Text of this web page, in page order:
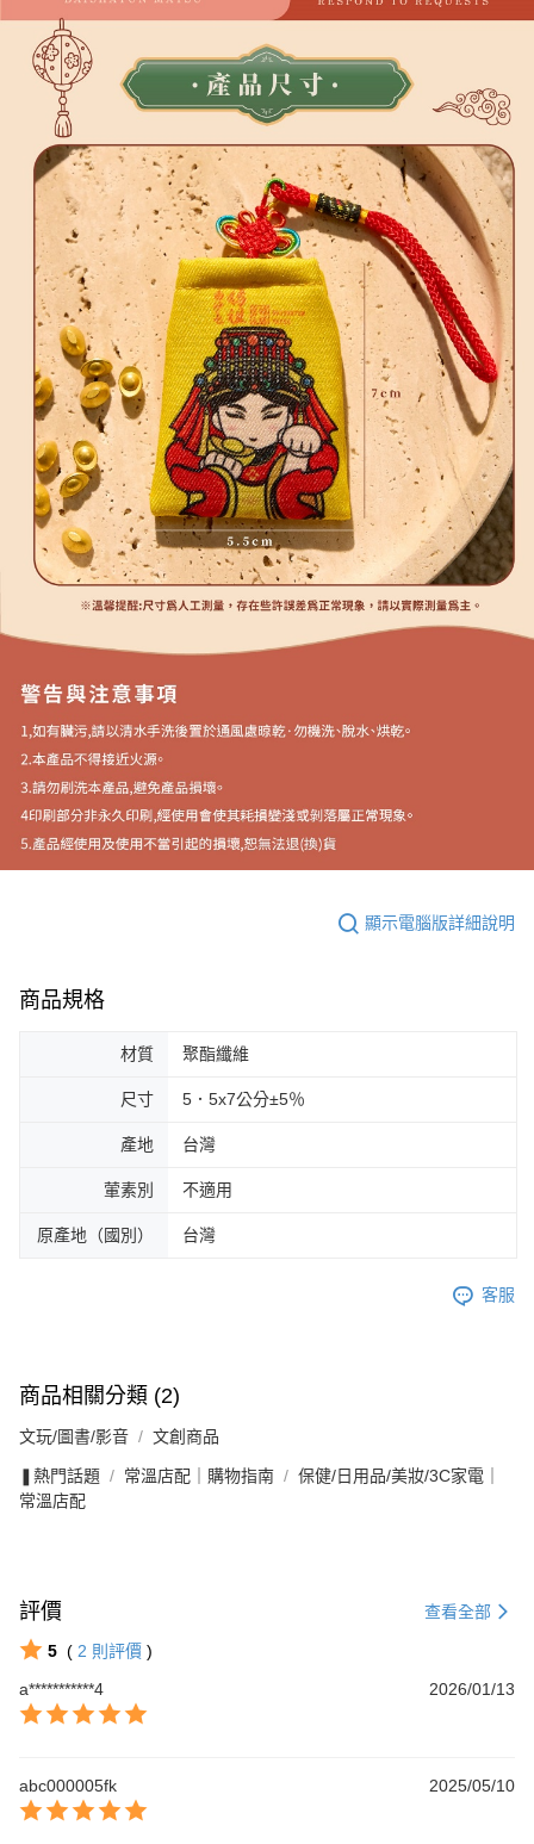
顯示電腦版詳細說明
商品規格
材質 聚酯纖維
尺寸 5．5x7公分±5％
產地 台灣
葷素別 不適用
原產地（國別） 台灣
客服
商品相關分類 (2)
文玩/圖書/影音 文創商品
❚熱門話題 常溫店配｜購物指南
保健/日用品/美妝/3C家電｜
常溫店配
評價 查看全部
5 ( 2 則評價 )
a***********4
2026/01/13
abc000005fk 2025/05/10